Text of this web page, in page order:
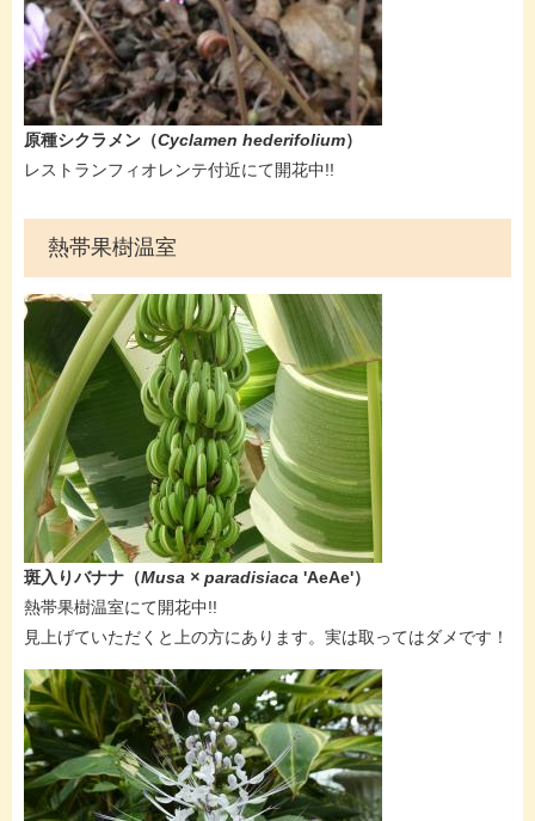
原種シクラメン​（Cyclamen hederifolium）
レストランフィオレンテ付近にて開花中!!
熱帯果樹温室
斑入りバナナ（Musa × paradisiaca 'AeAe'​​）
熱帯果樹温室にて開花中!!
見上げていただくと上の方にあります。実は取ってはダメです！